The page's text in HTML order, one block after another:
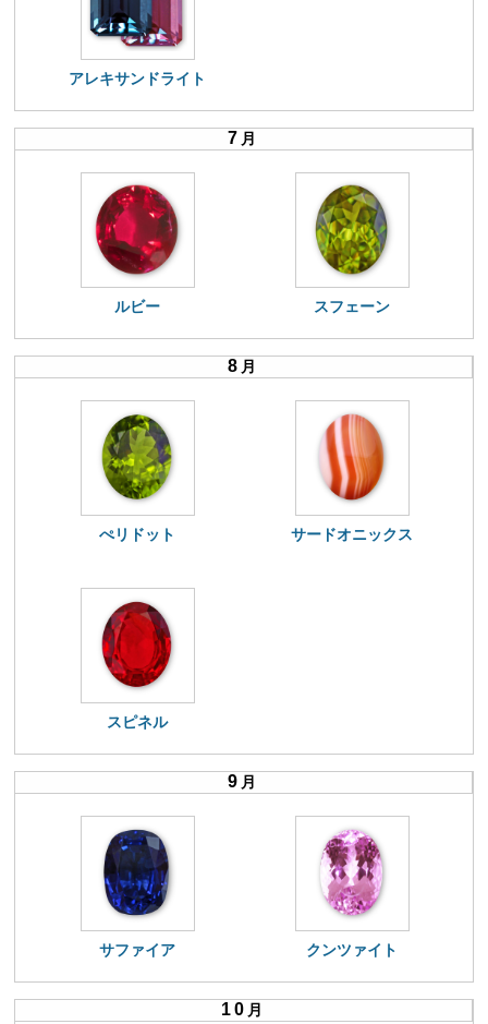
アレキサンドライト
7 月
ルビー スフェーン
8 月
ぺリドット サードオニックス
スピネル
9 月
サファイア クンツァイト
10 月